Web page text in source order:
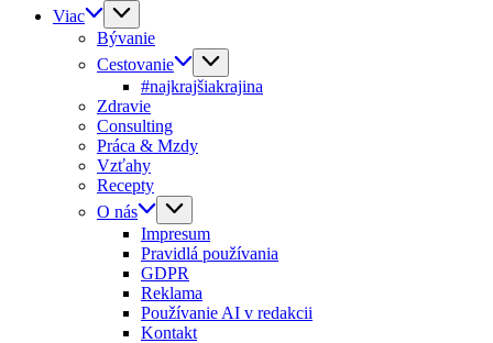
Viac
Bývanie
Cestovanie
#najkrajšiakrajina
Zdravie
Consulting
Práca & Mzdy
Vzťahy
Recepty
O nás
Impresum
Pravidlá používania
GDPR
Reklama
Používanie AI v redakcii
Kontakt